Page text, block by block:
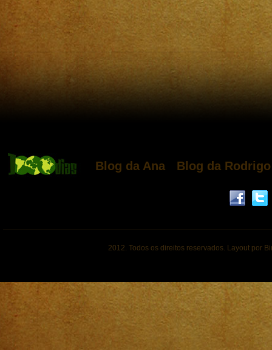
Blog da Ana Blog da Rodrigo
2012. Todos os direitos reservados. Layout por